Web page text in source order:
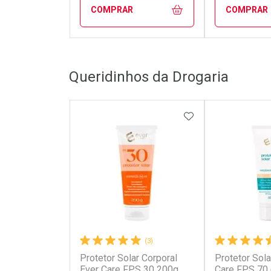
COMPRAR
Laboratório
Ativar Desconto
Por Menos
COMPRAR
Ativar
Por
Queridinhos da Drogaria
(3)
Protetor Solar Corporal
ADICIONAR AOS
Protetor